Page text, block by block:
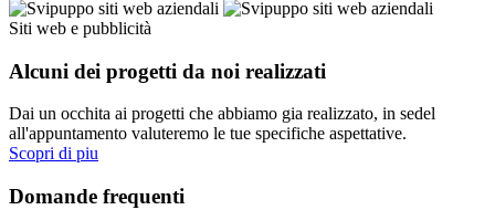
Siti web e pubblicità
Alcuni dei progetti da noi realizzati
Dai un occhita ai progetti che abbiamo gia realizzato, in sedel
all'appuntamento valuteremo le tue specifiche aspettative.
Scopri di piu
Domande frequenti